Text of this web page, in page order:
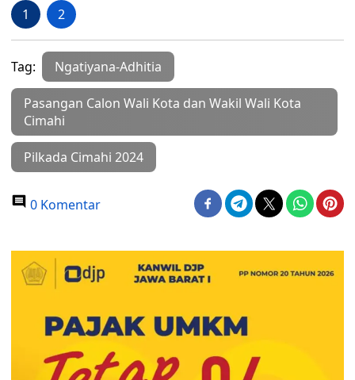
1 2
Tag: Ngatiyana-Adhitia
Pasangan Calon Wali Kota dan Wakil Wali Kota
Cimahi
Pilkada Cimahi 2024
0 Komentar